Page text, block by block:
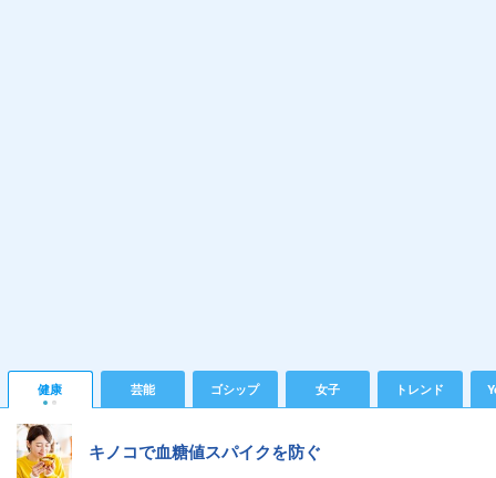
健康 芸能 ゴシップ 女子 トレンド
キノコで血糖値スパイクを防ぐ